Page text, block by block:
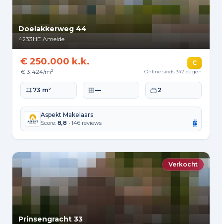
Doelakkerweg 44
4233HE Ameide
€ 250.000 k.k.
€ 3.424/m²
C
Online sinds 342 dagen
Woonoppervlakte
73 m² Perceeloppervlakte
— Slaapkamers
2
Aspekt Makelaars
Score: 8,8 • 146 reviews
Verkocht
Prinsengracht 33